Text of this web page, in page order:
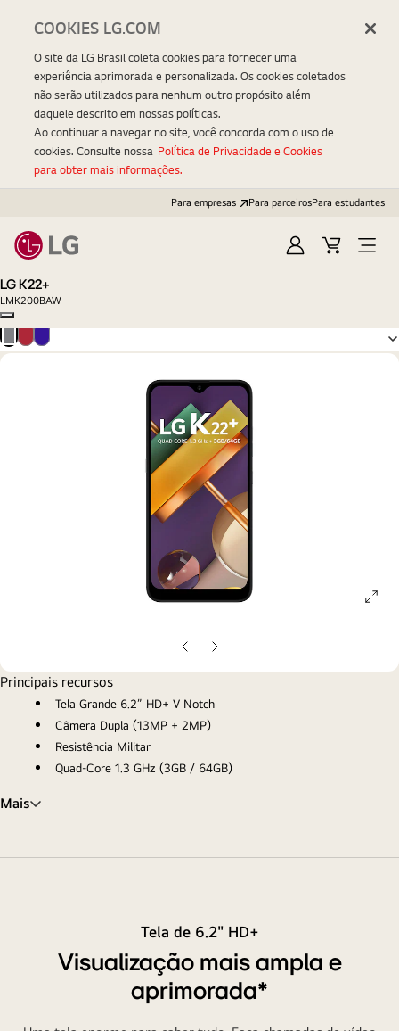
Para empresas Para parceirosPara estudantes
EntrarCarrinhoOpen
LG K22+
LMK200BAW
Copy model name
Titan Red Blue
Slide
anterior
Próximo
slide
Principais recursos
Tela Grande 6.2” HD+ V Notch
Câmera Dupla (13MP + 2MP)
Resistência Militar
Quad-Core 1.3 GHz (3GB / 64GB)
Mais
Tela de 6.2" HD+
Visualização mais ampla e
aprimorada*
COOKIES LG.COM
O site da LG Brasil coleta cookies para fornecer uma
experiência aprimorada e personalizada. Os cookies coletados
não serão utilizados para nenhum outro propósito além
daquele descrito em nossas políticas.
Ao continuar a navegar no site, você concorda com o uso de
cookies. Consulte nossa Política de Privacidade e Cookies
para obter mais informações.